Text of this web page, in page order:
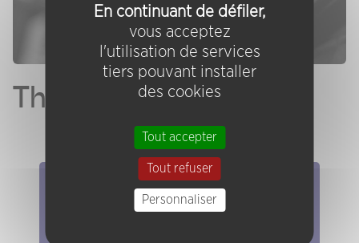
The Bridge #7
Elles/ils ont joué chez nous
En continuant de défiler,
vous acceptez
l'utilisation de services
tiers pouvant installer
des cookies
Tout accepter
Tout refuser
Personnaliser